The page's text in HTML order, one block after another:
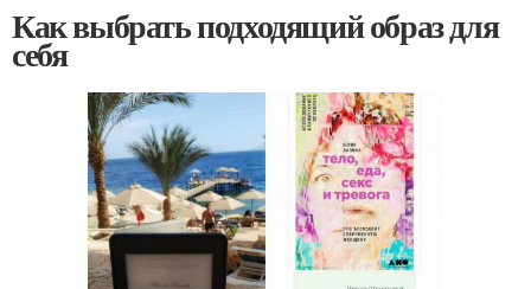
Как выбрать подходящий образ для
себя